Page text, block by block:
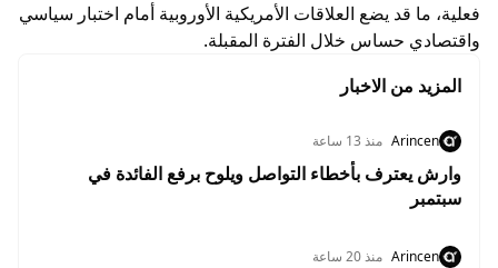
فعلية، ما قد يضع العلاقات الأمريكية الأوروبية أمام اختبار سياسي
واقتصادي حساس خلال الفترة المقبلة.
المزيد من الاخبار
Arincen منذ 13 ساعة
وارش يعترف بأخطاء التواصل ويلوح برفع الفائدة في
سبتمبر
Arincen منذ 20 ساعة